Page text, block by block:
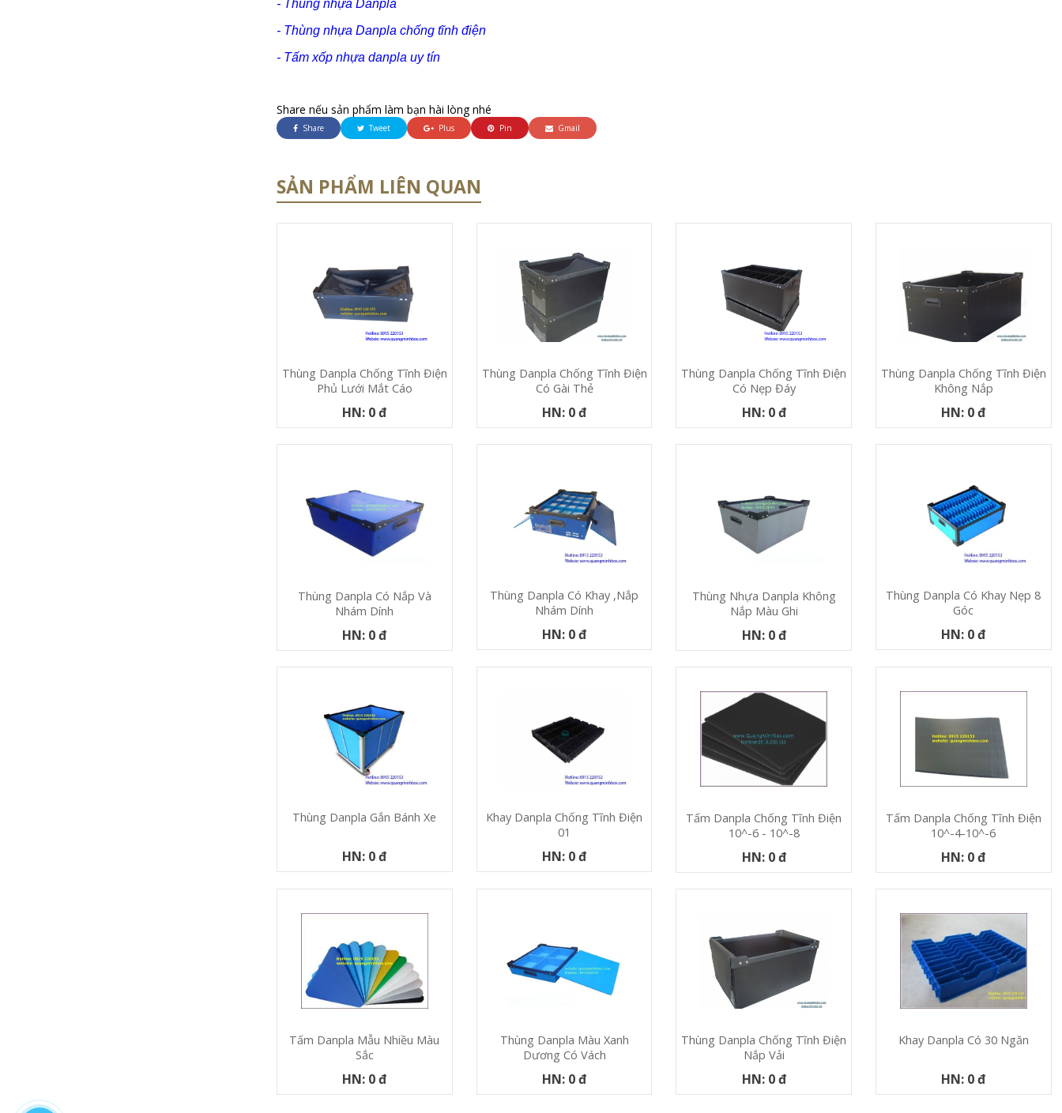
- Thùng nhựa Danpla
- Thùng nhựa Danpla chống tĩnh điện
- Tấm xốp nhựa danpla uy tín
Share nếu sản phẩm làm bạn hài lòng nhé
Share Tweet Plus Pin Gmail
SẢN PHẨM LIÊN QUAN
Thùng Danpla Chống Tĩnh Điện
Phủ Lưới Mắt Cáo
HN: 0 đ
Thùng Danpla Chống Tĩnh Điện
Có Gài Thẻ
HN: 0 đ
Thùng Danpla Chống Tĩnh Điện
Có Nẹp Đáy
HN: 0 đ
Thùng Danpla Chống Tĩnh Điện
Không Nắp
HN: 0 đ
Thùng Danpla Có Nắp Và
Nhám Dính
HN: 0 đ
Thùng Danpla Có Khay ,nắp
Nhám Dính
HN: 0 đ
Thùng Nhựa Danpla Không
Nắp Màu Ghi
HN: 0 đ
Thùng Danpla Có Khay Nẹp 8
Góc
HN: 0 đ
Thùng Danpla Gắn Bánh Xe
HN: 0 đ
Khay Danpla Chống Tĩnh Điện
01
HN: 0 đ
Tấm Danpla Chống Tĩnh Điện
10^-6 - 10^-8
HN: 0 đ
Tấm Danpla Chống Tĩnh Điện
10^-4-10^-6
HN: 0 đ
Tấm Danpla Mẫu Nhiều Màu
Sắc
HN: 0 đ
Thùng Danpla Màu Xanh
Dương Có Vách
HN: 0 đ
Thùng Danpla Chống Tĩnh Điện
Nắp Vải
HN: 0 đ
Khay Danpla Có 30 Ngăn
HN: 0 đ